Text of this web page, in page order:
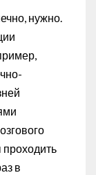
нужно.
в